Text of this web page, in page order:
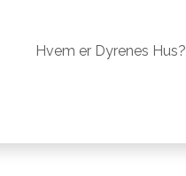
Hvem er Dyrenes Hus?